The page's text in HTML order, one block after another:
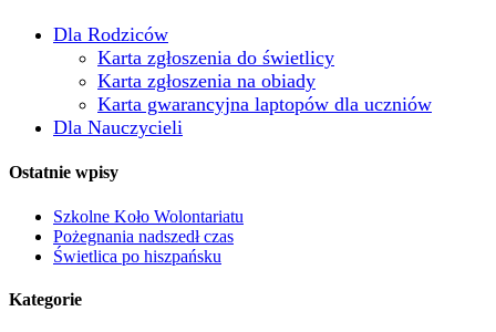
Dla Rodziców
Karta zgłoszenia do świetlicy
Karta zgłoszenia na obiady
Karta gwarancyjna laptopów dla uczniów
Dla Nauczycieli
Ostatnie wpisy
Szkolne Koło Wolontariatu
Pożegnania nadszedł czas
Świetlica po hiszpańsku
Kategorie